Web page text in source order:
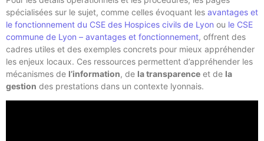
spécialisées sur le sujet, comme celles évoquant les avantages et
le fonctionnement du CSE des Hospices civils de Lyon ou le CSE
commune de Lyon – avantages et fonctionnement, offrent des
cadres utiles et des exemples concrets pour mieux appréhender
les enjeux locaux. Ces ressources permettent d’appréhender les
mécanismes de l’information, de la transparence et de la
gestion des prestations dans un contexte lyonnais.